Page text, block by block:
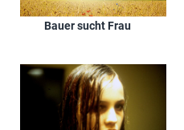
Bauer sucht Frau